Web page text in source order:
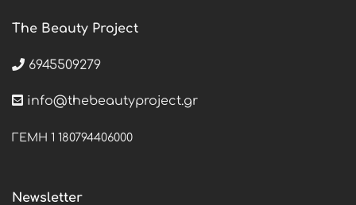
The Beauty Project
6945509279
info@thebeautyproject.gr
ΓΕΜΗ 1 180794406000
Newsletter